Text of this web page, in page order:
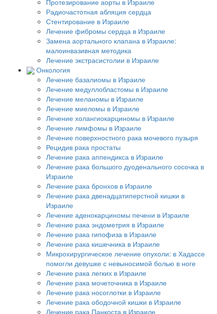
Радиочастотная абляция сердца
Стентирование в Израиле
Лечение фибромы сердца в Израиле
Замена аортального клапана в Израиле:
малоинвазивная методика
Лечение экстрасистолии в Израиле
Онкология
Лечение базалиомы в Израиле
Лечение медуллобластомы в Израиле
Лечение меланомы в Израиле
Лечение миеломы в Израиле
Лечение холангиокарциномы в Израиле
Лечение лимфомы в Израиле
Лечение поверхностного рака мочевого пузыря
Рецидив рака простаты
Лечение рака аппендикса в Израиле
Лечение рака большого дуоденального сосочка в
Израиле
Лечение рака бронхов в Израиле
Лечение рака двенадцатиперстной кишки в
Израиле
Лечение аденокарциномы печени в Израиле
Лечение рака эндометрия в Израиле
Лечение рака гипофиза в Израиле
Лечение рака кишечника в Израиле
Микрохирургическое лечение опухоли: в Хадассе
помогли девушке с невыносимой болью в ноге
Лечение рака легких в Израиле
Лечение рака мочеточника в Израиле
Лечение рака носоглотки в Израиле
Лечение рака ободочной кишки в Израиле
Лечение рака Панкоста в Израиле